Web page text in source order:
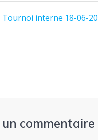
Article
Tournoi interne 18-06-
un commentaire